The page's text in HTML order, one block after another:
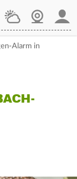
WetterWebcam
Alarm in